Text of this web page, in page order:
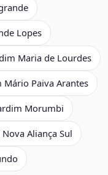
Lopes
Maria de Lourdes
Mário Paiva Arantes
Morumbi
Nova Aliança Sul